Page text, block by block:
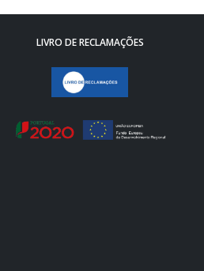
LIVRO DE RECLAMAÇÕES